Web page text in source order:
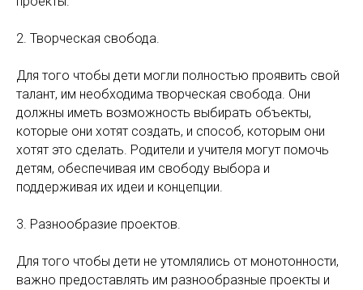
2. Творческая свобода.
Для того чтобы дети могли полностью проявить свой
талант, им необходима творческая свобода. Они
должны иметь возможность выбирать объекты,
которые они хотят создать, и способ, которым они
хотят это сделать. Родители и учителя могут помочь
детям, обеспечивая им свободу выбора и
поддерживая их идеи и концепции.
3. Разнообразие проектов.
Для того чтобы дети не утомлялись от монотонности,
важно предоставлять им разнообразные проекты и